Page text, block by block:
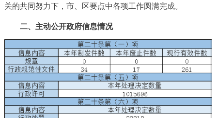
关的共同努力下，市、区要点中各项工作圆满完成。
二、主动公开政府信息情况